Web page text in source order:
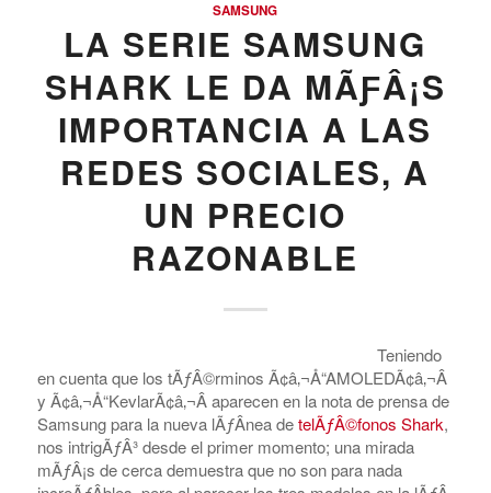
SAMSUNG
LA SERIE SAMSUNG
SHARK LE DA MÃƑÂ¡S
IMPORTANCIA A LAS
REDES SOCIALES, A
UN PRECIO
RAZONABLE
Teniendo
en cuenta que los tÃƒÂ©rminos Ã¢â‚¬Å“AMOLEDÃ¢â‚¬Â
y Ã¢â‚¬Å“KevlarÃ¢â‚¬Â aparecen en la nota de prensa de
Samsung para la nueva lÃƒÂ­nea detelÃƒÂ©fonos Shark,
nos intrigÃƒÂ³ desde el primer momento; una mirada
mÃƒÂ¡s de cerca demuestra que no son para nada